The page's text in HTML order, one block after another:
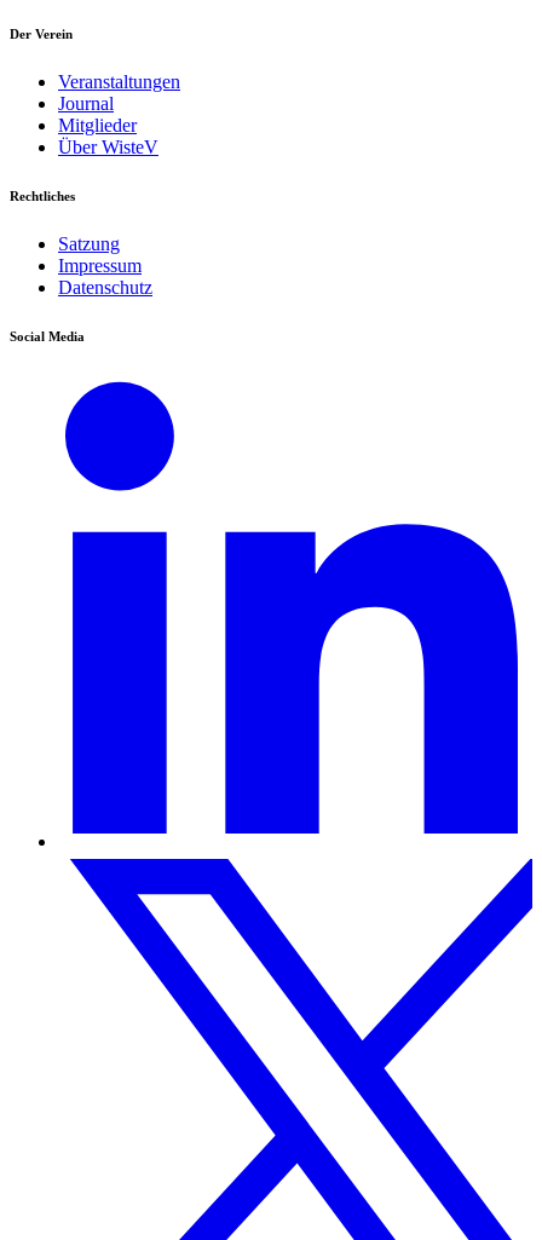
Der Verein
Veranstaltungen
Journal
Mitglieder
Über WisteV
Rechtliches
Satzung
Impressum
Datenschutz
Social Media